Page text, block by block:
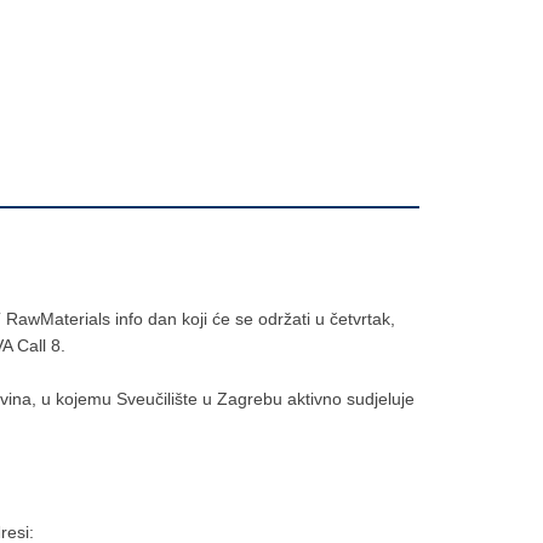
info dan koji će se održati u četvrtak,
Call 8.
u kojemu Sveučilište u Zagrebu aktivno sudjeluje